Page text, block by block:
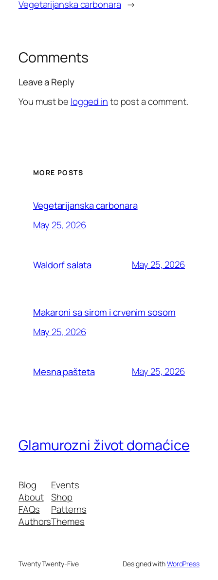
Vegetarijanska carbonara →
Comments
Leave a Reply
You must be logged into post a comment.
MORE POSTS
Vegetarijanska carbonara
May 25, 2026
Waldorf salata May 25, 2026
Makaroni sa sirom i crvenim sosom
May 25, 2026
Mesna pašteta May 25, 2026
Glamurozni život domaćice
Blog
About
FAQs
Authors
Events
Shop
Patterns
Themes
Twenty Twenty-Five Designed withWordPress